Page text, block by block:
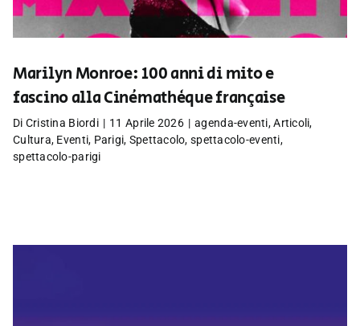
Marilyn Monroe: 100 anni di mito e
fascino alla Cinémathèque française
Di Cristina Biordi | 11 Aprile 2026 | agenda-eventi,Articoli,
Cultura, Eventi, Parigi, Spettacolo,spettacolo-eventi,
spettacolo-parigi